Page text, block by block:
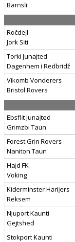
Barnsli
Ročdejl
Jork Siti
Torki Junajted
Dagenhem i Redbridž
Vikomb Vonderers
Bristol Rovers
Ebsflit Junajted
Grimzbi Taun
Forest Grin Rovers
Naniton Taun
Hajd FK
Voking
Kiderminster Harijers
Reksem
Njuport Kaunti
Gejtshed
Stokport Kaunti